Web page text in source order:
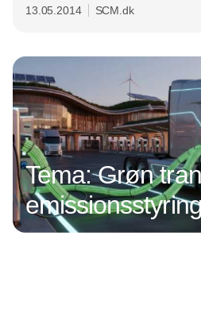
13.05.2014 SCM.dk
Tema: Grøn